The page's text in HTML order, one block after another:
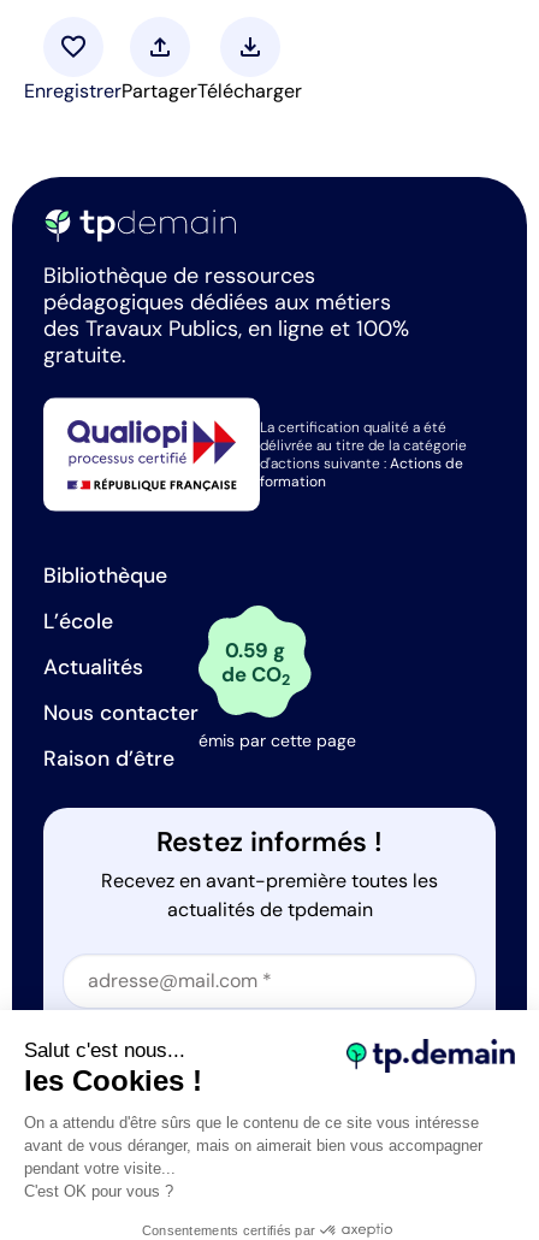
favorite
Enregistrer
upload
Partager
download
Télécharger
Bibliothèque de ressources
pédagogiques dédiées aux métiers
des Travaux Publics, en ligne et 100%
gratuite.
La certification qualité a été
délivrée au titre de la catégorie
d'actions suivante :Actions de
formation
Bibliothèque
L’école
Actualités
Nous contacter
Raison d’être
0.59 g
de CO2
émis par cette page
Restez informés !
Recevez en avant-première toutes les
actualités de tpdemain
Section
Section
J'accepte que tp.demain utilise mes informations
Tous droits réservés © tp.demain 2026Mentions légales
Salut c'est nous...
les Cookies !
On a attendu d'être sûrs que le contenu de ce site vous intéresse
avant de vous déranger, mais on aimerait bien vous accompagner
pendant votre visite...
C'est OK pour vous ?
Consentements certifiés par